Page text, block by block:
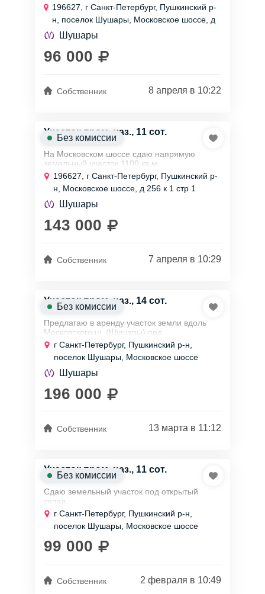
От собственника. Доступ 24/7
Вся площадь полезная, поверхность ровная,
освещен по границам участка,...
196627, г Санкт-Петербург, Пушкинский р-
н, поселок Шушары, Московское шоссе, д
160 литера Б
Шушары
96 000
Собственник 8 апреля в 10:22
Участок пром. наз., 11 сот.
На Московском шоссе сдаю напрямую
земельный участок 1100 кв.м.
промназначения.
Подойдет под под строительство временных
некапитальных сооружений, ангаров,
складов...
196627, г Санкт-Петербург, Пушкинский р-
н, Московское шоссе, д 256 к 1 стр 1
Шушары
143 000
Собственник 7 апреля в 10:29
Без комиссии
Участок пром. наз., 14 сот.
Предлагаю в аренду участок земли вдоль
Московского ш. (Шушары) под
производственную деятельность.
-Пл. 1400 кв.м, прямоугольной формы,
-твердое покрытие,
-освещен по...
г Санкт-Петербург, Пушкинский р-н,
поселок Шушары, Московское шоссе
Шушары
196 000
Собственник 13 марта в 11:12
Без комиссии
Участок пром. наз., 11 сот.
Сдаю земельный участок под открытый
склад.
На участке можно возводить временные
сооружения, конструкции.
Площадь 1100 м2, уложен бетонными
плитами, огорожен...
г Санкт-Петербург, Пушкинский р-н,
поселок Шушары, Московское шоссе
99 000
Собственник 2 февраля в 10:49
Без комиссии